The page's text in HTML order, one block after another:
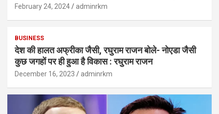
February 24, 2024 adminrkm
BUSINESS
देश की हालत अफ्रीका जैसी, रघुराम राजन बोले- नोएडा जैसी
कुछ जगहों पर ही हुआ है विकास : रघुराम राजन
December 16, 2023 adminrkm